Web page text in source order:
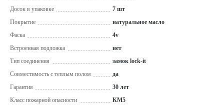
Досок в упаковке
7 шт
Покрытие
натуральное масло
Фаска
4v
Встроенная подложка
нет
Тип соединения
замок lock-it
Совместимость с теплым полом
да
Гарантия
30 лет
Класс пожарной опасности
КМ5